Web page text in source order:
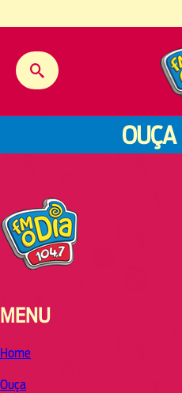
OUÇA
MENU
Home
Ouça